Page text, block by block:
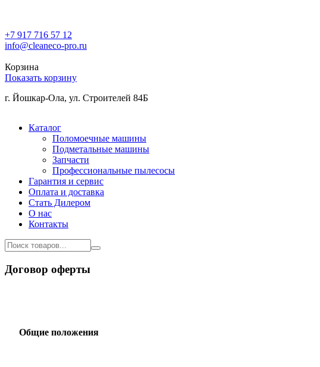
+7 917 716 57 12
info@cleaneco-pro.ru
Корзина
Показать корзину
г. Йошкар-Ола, ул. Строителей 84Б
Каталог
Поломоечные машины
Подметальные машины
Запчасти
Профессиональные пылесосы
Гарантия и сервис
Оплата и доставка
Стать Дилером
О нас
Контакты
Договор оферты
Общие положения